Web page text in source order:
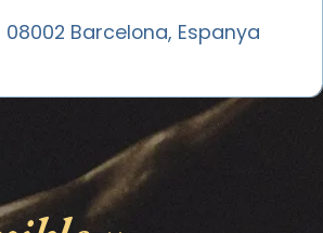
Barcelona, Espanya